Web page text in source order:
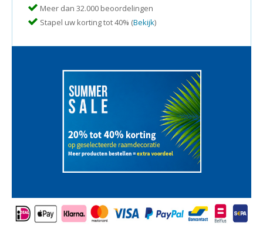
Meer dan 32.000 beoordelingen
Stapel uw korting tot 40% (Bekijk)